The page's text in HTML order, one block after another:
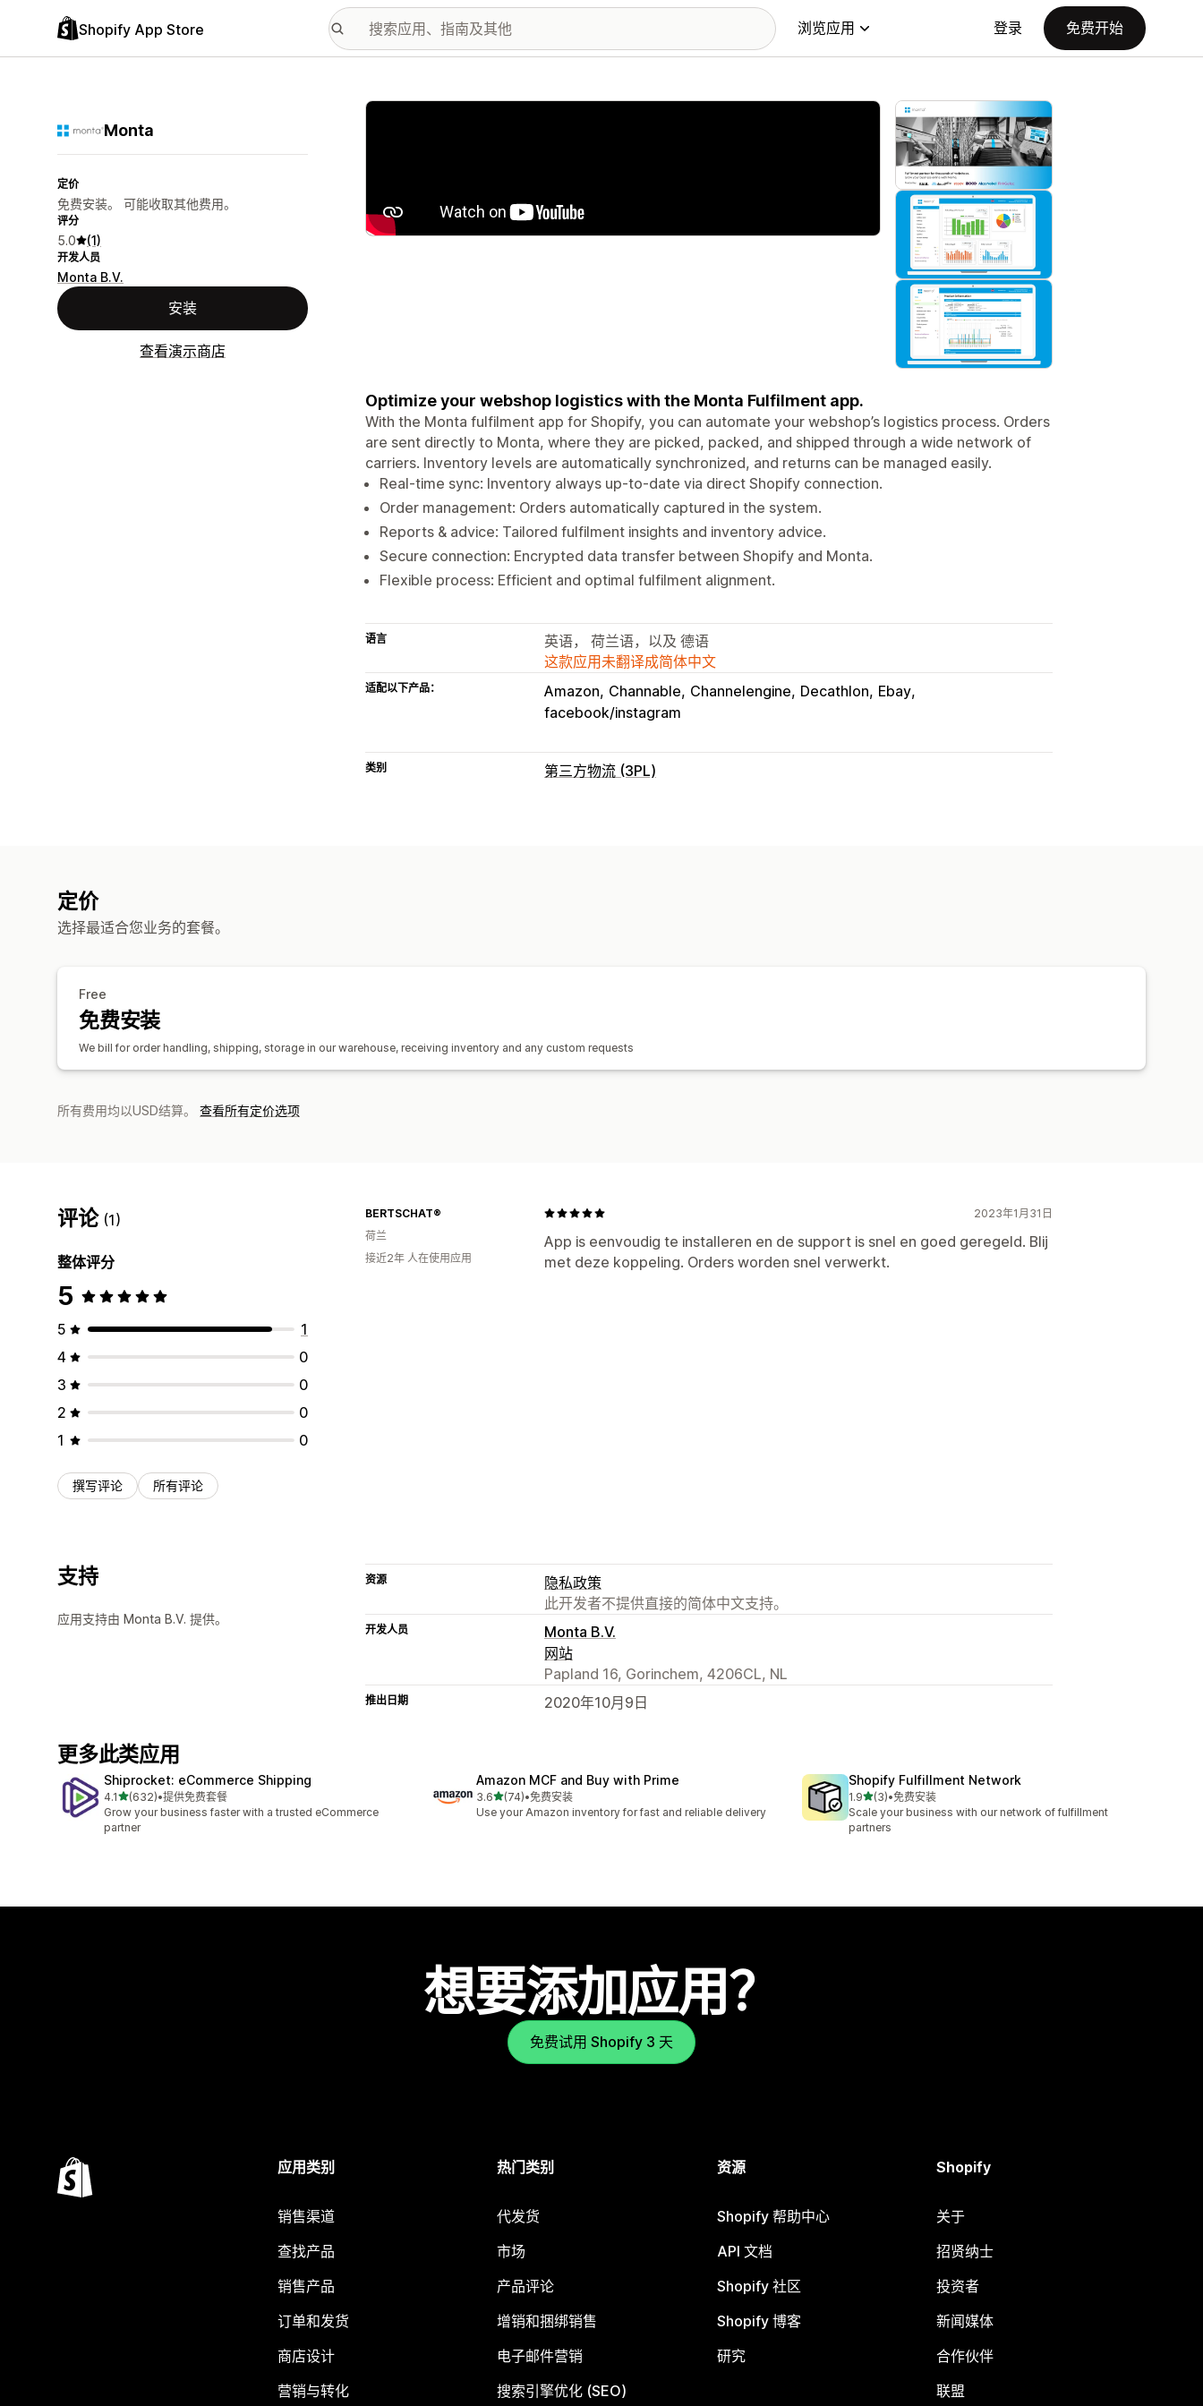
Shopify App Store 浏览应用 登录 免费开始
Monta
定价
免费安装。 可能收取其他费用。
评分
5.0 (1)
开发人员
Monta B.V.
安装
查看演示商店
配图图库
Optimize your webshop logistics with the Monta Fulfilment app.
With the Monta fulfilment app for Shopify, you can automate your webshop’s logistics process. Orders
are sent directly to Monta, where they are picked, packed, and shipped through a wide network of
carriers. Inventory levels are automatically synchronized, and returns can be managed easily.
Real-time sync: Inventory always up-to-date via direct Shopify connection.
Order management: Orders automatically captured in the system.
Reports & advice: Tailored fulfilment insights and inventory advice.
Secure connection: Encrypted data transfer between Shopify and Monta.
Flexible process: Efficient and optimal fulfilment alignment.
语言
英语， 荷兰语，以及 德语
这款应用未翻译成简体中文
适配以下产品： Amazon Channable Channelengine Decathlon Ebay
facebook/instagram
类别 第三方物流 (3PL)
定价
选择最适合您业务的套餐。
Free
免费安装
We bill for order handling, shipping, storage in our warehouse, receiving inventory and any custom requests
所有费用均以USD结算。 查看所有定价选项
评论 (1)
整体评分
5
5
1
4
0
3
0
2
0
1
0
撰写评论 所有评论
2023年1月31日
App is eenvoudig te installeren en de support is snel en goed geregeld. Blij
met deze koppeling. Orders worden snel verwerkt.
BERTSCHAT®️
荷兰
接近2年 人在使用应用
支持
应用支持由 Monta B.V. 提供。
资源
隐私政策
此开发者不提供直接的简体中文支持。
开发人员
Monta B.V.
网站
Papland 16, Gorinchem, 4206CL, NL
推出日期 2020年10月9日
更多此类应用
Shiprocket: eCommerce Shipping
4.1星（满分 5 星）
(632)
总共 632 条评论
•提供免费套餐
Grow your business faster with a trusted eCommerce
partner
Amazon MCF and Buy with Prime
3.6星（满分 5 星）
(74)
总共 74 条评论
•免费安装
Use your Amazon inventory for fast and reliable delivery
Shopify Fulfillment Network
1.9星（满分 5 星）
(3)
总共 3 条评论
•免费安装
Scale your business with our network of fulfillment
partners
想要添加应用？
免费试用 Shopify 3 天
应用类别
销售渠道
查找产品
销售产品
订单和发货
商店设计
营销与转化
热门类别
代发货
市场
产品评论
增销和捆绑销售
电子邮件营销
搜索引擎优化 (SEO)
资源
Shopify 帮助中心
API 文档
Shopify 社区
Shopify 博客
研究
Shopify
关于
招贤纳士
投资者
新闻媒体
合作伙伴
联盟